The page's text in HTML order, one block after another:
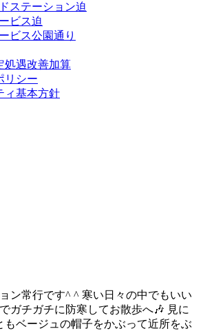
ステーション迫
ビス迫
ビス公園通り
処遇改善加算
リシー
ィ基本方針
ン常行です^ ^ 寒い日々の中でもいい
ガチガチに防寒してお散歩へ🎶 見に
もベージュの帽子をかぶって近所をぶ